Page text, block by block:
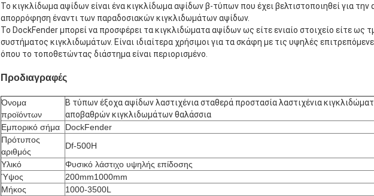
Το κιγκλίδωμα αψίδων είναι ένα κιγκλίδωμα αψίδων β-τύπων που έχει βελτιστοποιηθεί για την
απορρόφηση έναντι των παραδοσιακών κιγκλιδωμάτων αψίδων.
Το DockFender μπορεί να προσφέρει τα κιγκλιδώματα αψίδων ως είτε ενιαίο στοιχείο είτε ως
συστήματος κιγκλιδωμάτων. Είναι ιδιαίτερα χρήσιμοι για τα σκάφη με τις υψηλές
όπου το τοποθετώντας διάστημα είναι περιορισμένο.
Προδιαγραφές
Όνομα
προϊόντων
Β τύπων έξοχα αψίδων λαστιχένια σταθερά προστασία λαστιχένια
αποβαθρών κιγκλιδωμάτων θαλάσσια
Εμπορικό σήμα
DockFender
Πρότυπος
αριθμός
Df-500H
Υλικό
Φυσικό λάστιχο υψηλής επίδοσης
Ύψος
200mm1000mm
Μήκος
1000-3500L